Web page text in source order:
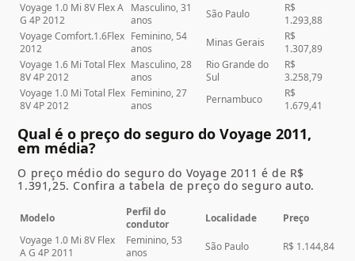
Voyage 1.0 Mi 8V Flex A
G 4P 2012
Masculino, 31
anos
São Paulo
R$
1.293,88
Voyage Comfort.1.6Flex
2012
Feminino, 54
anos
Minas Gerais
R$
1.307,89
Voyage 1.6 Mi Total Flex
8V 4P 2012
Masculino, 28
anos
Rio Grande do
Sul
R$
3.258,79
Voyage 1.0 Mi Total Flex
8V 4P 2012
Feminino, 27
anos
Pernambuco
R$
1.679,41
Qual é o preço do seguro do Voyage 2011,
em média?
O preço médio do seguro do Voyage 2011 é de R$
1.391,25. Confira a tabela de preço do seguro auto.
Modelo
Perfil do
condutor
Localidade
Preço
Voyage 1.0 Mi 8V Flex
A G 4P 2011
Feminino, 53
anos
São Paulo
R$ 1.144,84